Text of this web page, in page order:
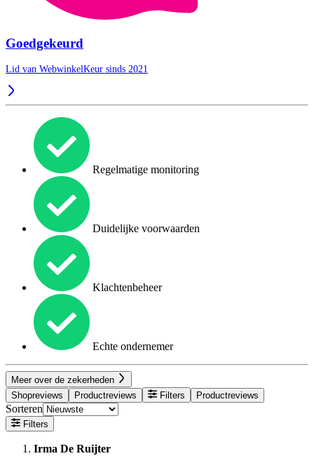
Goedgekeurd
Lid van WebwinkelKeur sinds 2021
Regelmatige monitoring
Duidelijke voorwaarden
Klachtenbeheer
Echte ondernemer
Meer over de zekerheden
Shopreviews
Productreviews Filters Productreviews
Sorteren
Filters
Irma De Ruijter